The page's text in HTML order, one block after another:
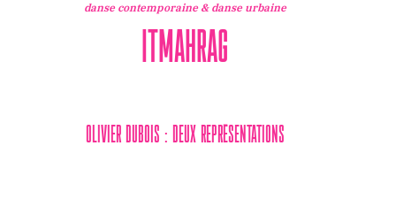
danse contemporaine & danse urbaine
Itmahrag
Olivier Dubois : deux représentations